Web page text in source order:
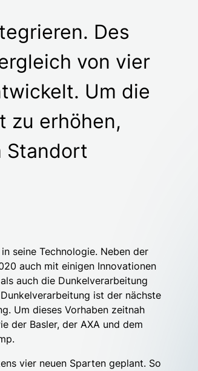
Des
von vier
Um die
zu erhöhen,
Standort
seine Technologie. Neben der
auch mit einigen Innovationen
auch die Dunkelverarbeitung
ist der nächste
Um dieses Vorhaben zeitnah
der Basler, der AXA und dem
vier neuen Sparten geplant. So